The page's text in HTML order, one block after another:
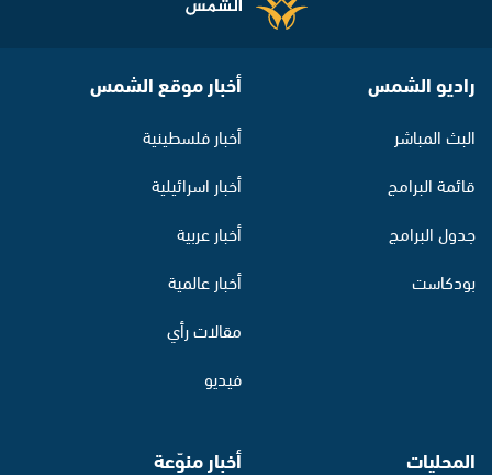
راديو الشمس
البث المباشر
قائمة البرامج
جدول البرامج
بودكاست
أخبار موقع الشمس
أخبار فلسطينية
أخبار اسرائيلية
أخبار عربية
أخبار عالمية
مقالات رأي
فيديو
المحليات أخبار منوّعة